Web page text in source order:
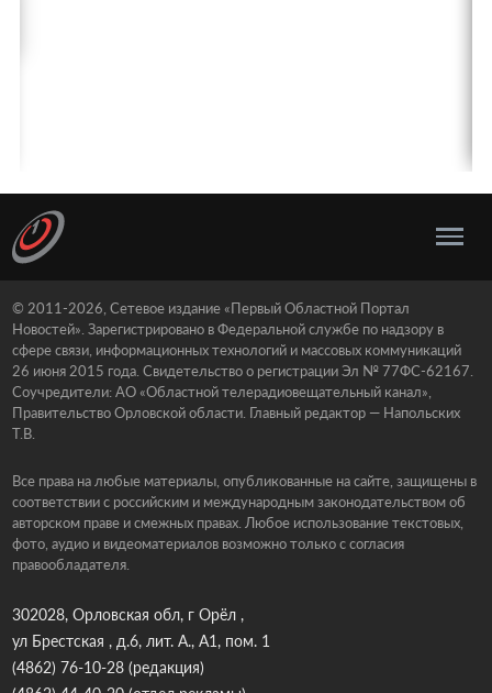
© 2011-2026, Сетевое издание «Первый Областной Портал
Новостей». Зарегистрировано в Федеральной службе по надзору в
сфере связи, информационных технологий и массовых коммуникаций
26 июня 2015 года. Свидетельство о регистрации Эл № 77ФС-62167.
Соучредители: АО «Областной телерадиовещательный канал»,
Правительство Орловской области. Главный редактор — Напольских
Т.В.
Все права на любые материалы, опубликованные на сайте, защищены в
соответствии с российским и международным законодательством об
авторском праве и смежных правах. Любое использование текстовых,
фото, аудио и видеоматериалов возможно только с согласия
правообладателя.
302028, Орловская обл, г Орёл ,
ул Брестская , д.6, лит. А., А1, пом. 1
(4862) 76-10-28(редакция)